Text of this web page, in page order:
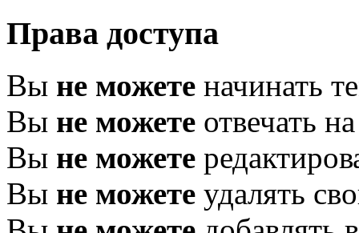
Права доступа
Вы не можете начинать
Вы не можете отвечать
Вы не можете
Вы не можете удалять